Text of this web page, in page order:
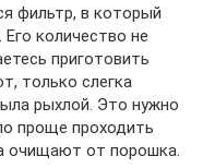
фильтр, в который
количество не
приготовить
только слегка
рыхлой. Это нужно
проще проходить
очищают от порошка.